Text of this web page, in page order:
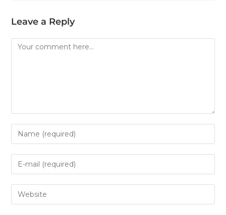
Leave a Reply